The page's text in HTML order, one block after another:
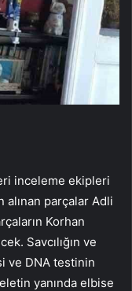
inceleme ekipleri
alınan parçalar Adli
Korhan
Savcılığın ve
ve DNA testinin
yanında elbise